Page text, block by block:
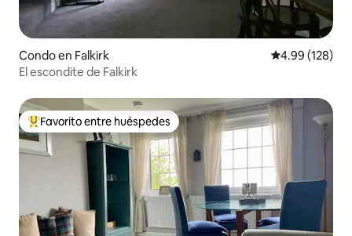
Condo en Falkirk Calificación
4.99 (128)
El escondite de Falkirk
Favorito entre huéspedes preferido
Favorito entre huéspedes